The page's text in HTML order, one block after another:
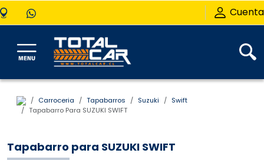
Cuenta
Carroceria Tapabarros Suzuki
Swift
Tapabarro Para SUZUKI SWIFT
Tapabarro para SUZUKI SWIFT